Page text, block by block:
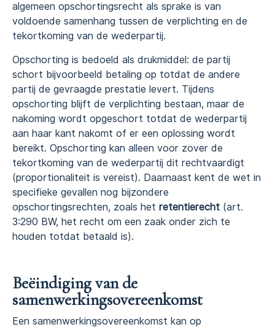
algemeen opschortingsrecht als sprake is van
voldoende samenhang tussen de verplichting en de
tekortkoming van de wederpartij.
Opschorting is bedoeld als drukmiddel: de partij
schort bijvoorbeeld betaling op totdat de andere
partij de gevraagde prestatie levert. Tijdens
opschorting blijft de verplichting bestaan, maar de
nakoming wordt opgeschort totdat de wederpartij
aan haar kant nakomt of er een oplossing wordt
bereikt. Opschorting kan alleen voor zover de
tekortkoming van de wederpartij dit rechtvaardigt
(proportionaliteit is vereist). Daarnaast kent de wet in
specifieke gevallen nog bijzondere
opschortingsrechten, zoals het retentierecht (art.
3:290 BW, het recht om een zaak onder zich te
houden totdat betaald is).
Beëindiging van de
samenwerkingsovereenkomst
Een samenwerkingsovereenkomst kan op